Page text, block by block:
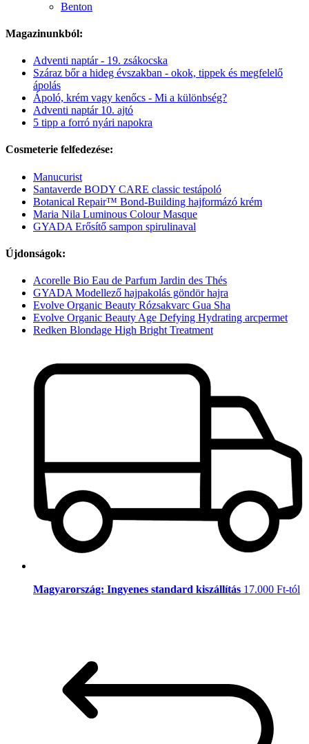
Benton
Magazinunkból:
Adventi naptár - 19. zsákocska
Száraz bőr a hideg évszakban - okok, tippek és megfelelő
ápolás
Ápoló, krém vagy kenőcs - Mi a különbség?
Adventi naptár 10. ajtó
5 tipp a forró nyári napokra
Cosmeterie felfedezése:
Manucurist
Santaverde BODY CARE classic testápoló
Botanical Repair™ Bond-Building hajformázó krém
Maria Nila Luminous Colour Masque
GYADA Erősítő sampon spirulinaval
Újdonságok:
Acorelle Bio Eau de Parfum Jardin des Thés
GYADA Modellező hajpakolás göndör hajra
Evolve Organic Beauty Rózsakvarc Gua Sha
Evolve Organic Beauty Age Defying Hydrating arcpermet
Redken Blondage High Bright Treatment
Magyarország: Ingyenes standard kiszállítás 17.000 Ft-tól